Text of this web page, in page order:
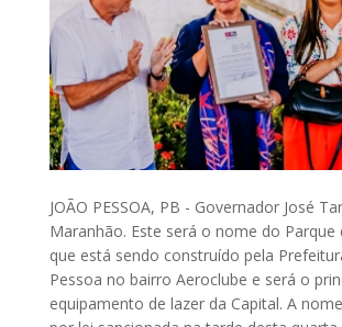
JOÃO PESSOA, PB - Governador José
Maranhão. Este será o nome do Parque
que está sendo construído pela
Pessoa no bairro Aeroclube e será o
equipamento de lazer da Capital. A